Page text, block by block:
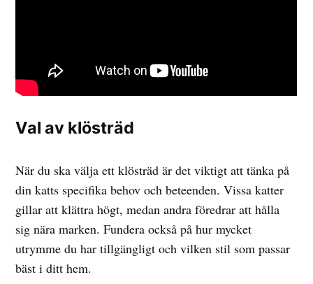
Val av klösträd
När du ska välja ett klösträd är det viktigt att tänka på
din katts specifika behov och beteenden. Vissa katter
gillar att klättra högt, medan andra föredrar att hålla
sig nära marken. Fundera också på hur mycket
utrymme du har tillgängligt och vilken stil som passar
bäst i ditt hem.